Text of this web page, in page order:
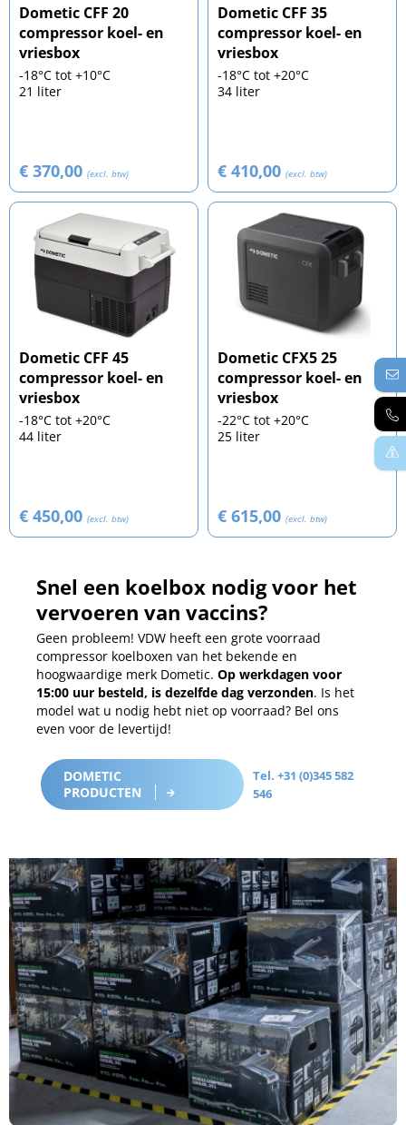
Dometic CFF 20
compressor koel- en
vriesbox
-18°C tot +10°C
21 liter
€ 370,00 (excl. btw)
Dometic CFF 35
compressor koel- en
vriesbox
-18°C tot +20°C
34 liter
€ 410,00 (excl. btw)
Dometic CFF 45
compressor koel- en
vriesbox
-18°C tot +20°C
44 liter
€ 450,00 (excl. btw)
Dometic CFX5 25
compressor koel- en
vriesbox
-22°C tot +20°C
25 liter
€ 615,00 (excl. btw)
Snel een koelbox nodig voor het
vervoeren van vaccins?
Geen probleem! VDW heeft een grote voorraad
compressor koelboxen van het bekende en
hoogwaardige merk Dometic. Op werkdagen voor
15:00 uur besteld, is dezelfde dag verzonden. Is het
model wat u nodig hebt niet op voorraad? Bel ons
even voor de levertijd!
DOMETIC
PRODUCTEN
Tel. +31 (0)345 582
546